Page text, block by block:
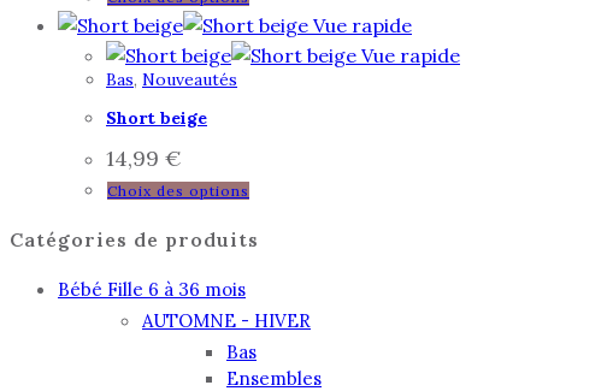
Vue rapide
Vue rapide
Bas, Nouveautés
Short beige
14,99 €
Choix des options
Catégories de produits
Bébé Fille 6 à 36 mois
AUTOMNE - HIVER
Bas
Ensembles